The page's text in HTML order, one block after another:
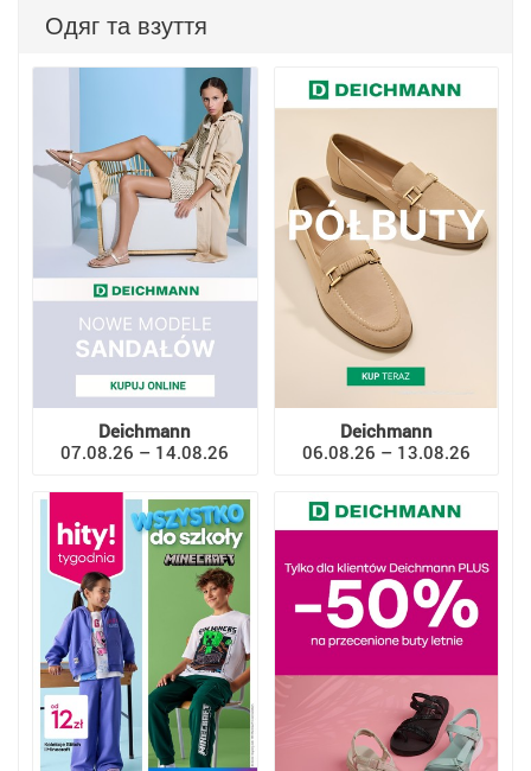
Одяг та взуття
Deichmann
07.08.26 – 14.08.26
Deichmann
06.08.26 – 13.08.26